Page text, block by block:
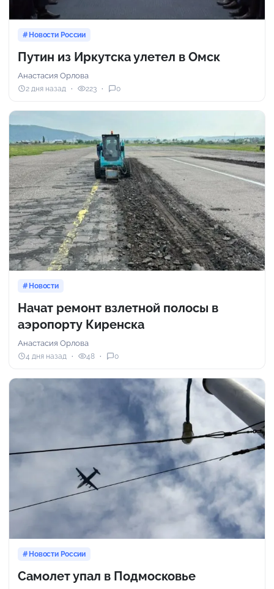
Новости России
Путин из Иркутска улетел в Омск
Анастасия Орлова
2 дня назад 223 0
Новости
Начат ремонт взлетной полосы в
аэропорту Киренска
Анастасия Орлова
4 дня назад 48 0
Новости России
Самолет упал в Подмосковье